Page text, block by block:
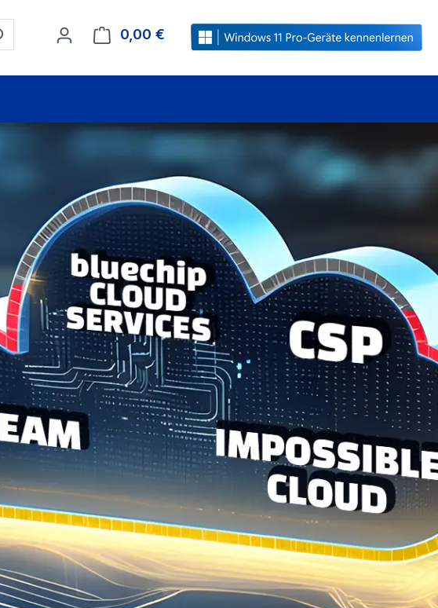
0,00 € Warenkorb enthält 0 Positionen. Der